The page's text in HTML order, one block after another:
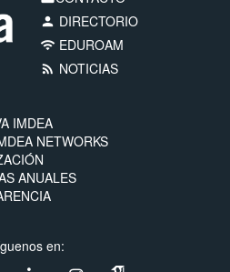
person DIRECTORIO
wifi EDUROAM
rss_feed NOTICIAS
IMDEA
NETWORKS
ANUALES
en: